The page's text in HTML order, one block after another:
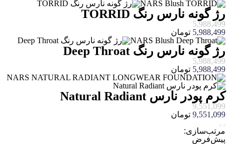
رژ گونه نارس رنگ TORRID
5,988,499
5,988,499 تومان
رژ گونه نارس رنگ Deep Throat
5,988,499
5,988,499 تومان
کرم پودر نارس Natural Radiant
9,551,099
9,551,099 تومان
مرتب‌سازی:
پیش‌فرض